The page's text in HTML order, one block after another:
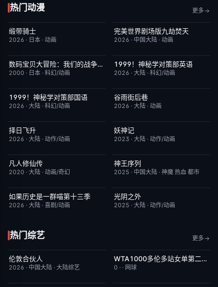
热门动漫 更多
HD中字
缎带骑士
2026 · 日本 · 动画
今日更新
完美世界剧场版九劫焚天
2026 · 中国大陆 · 动画
今日更新 8.9数码宝贝大冒险：我们的战争游戏！
2000 · 日本 · 科幻/动画
更新至第3集 10.0
1999！神秘学对策部英语
2026 · 大陆 · 科幻/动画
更新至第3集
1999！神秘学对策部国语
2026 · 大陆 · 科幻/动画
更新至第03集
谷雨街后巷
2026 · 大陆 · 动画
更新至第6集
择日飞升
2026 · 大陆 · 动作/动画
更新至第441集
妖神记
2023 · 大陆 · 动作/动画
更新至第186集
凡人修仙传
2020 · 大陆 · 动画/奇幻
更新至第202集
神王序列
2025 · 中国大陆 · 神魔 热血 都市
更新至第06集 2.0
如果历史是一群喵第十三季
2026 · 大陆 · 喜剧/动画
更新至第34集
光阴之外
2025 · 大陆 · 动作/动画
热门综艺 更多
今日更新
伦敦合伙人
2026 · 中国大陆 · 大陆综艺
今日更新 5.0WTA1000多伦多站女单第二轮：扎拉祖阿VS费尔南德斯
0 · · 网球